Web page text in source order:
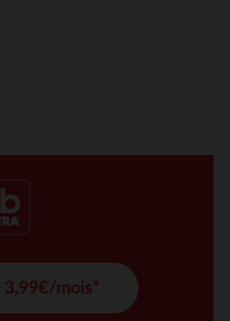
3,99€/mois*